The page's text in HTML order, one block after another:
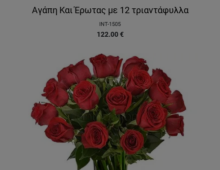
Αγάπη Και Έρωτας με 12 τριαντάφυλλα
INT-1505
122.00 €